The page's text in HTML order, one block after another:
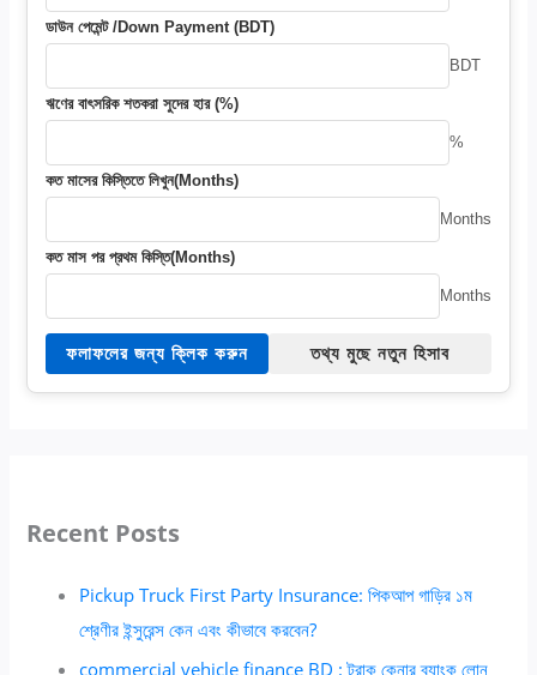
ডাউন পেমেন্ট /Down Payment (BDT)
BDT
ঋণের বাৎসরিক শতকরা সুদের হার (%)
%
কত মাসের কিস্তিতে লিখুন(Months)
Months
কত মাস পর প্রথম কিস্তি(Months)
Months
ফলাফলের জন্য ক্লিক করুন তথ্য মুছে নতুন হিসাব
Recent Posts
Pickup Truck First Party Insurance: পিকআপ গাড়ির ১ম
শ্রেণীর ইন্সুরেন্স কেন এবং কীভাবে করবেন?
commercial vehicle finance BD : ট্রাক কেনার ব্যাংক লোন